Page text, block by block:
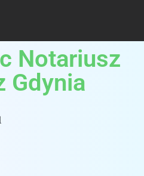
Notariusz
Gdynia